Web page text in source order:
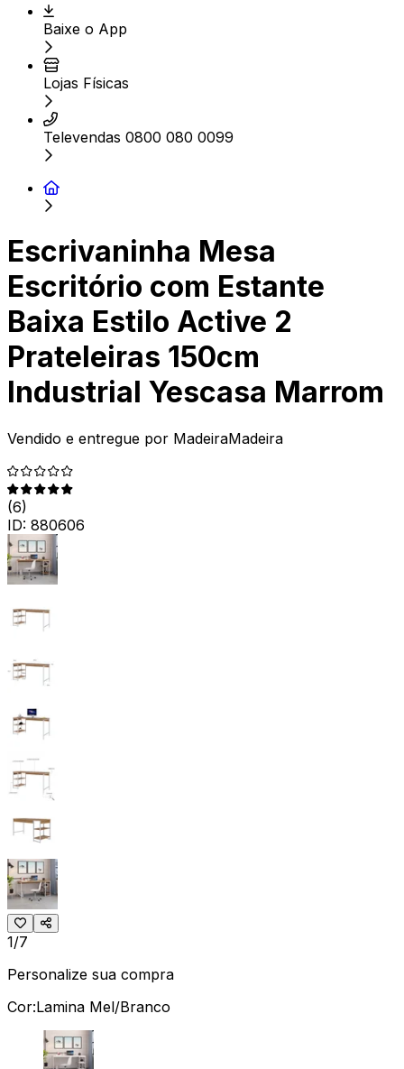
Baixe o App
Lojas Físicas
Televendas 0800 080 0099
Escrivaninha Mesa
Escritório com Estante
Baixa Estilo Active 2
Prateleiras 150cm
Industrial Yescasa Marrom
Vendido e entregue por MadeiraMadeira
(6)
ID: 880606
1/7
Personalize sua compra
Cor:Lamina Mel/Branco